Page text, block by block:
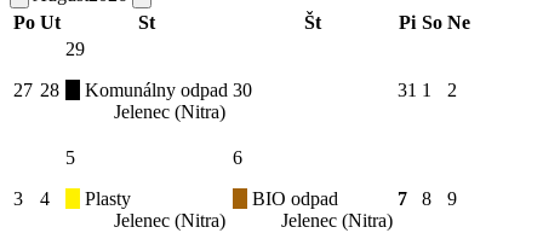
Po Ut St Št Pi So Ne
27 28
29
Komunálny odpad
Jelenec (Nitra)
30 31 1 2
3 4
5
Plasty
Jelenec (Nitra)
6
BIO odpad
Jelenec (Nitra)
7 8 9